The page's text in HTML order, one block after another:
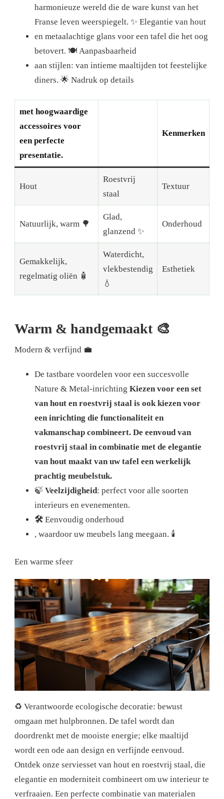
harmonieuze wereld die de ware kunst van het
Franse leven weerspiegelt. ✨ Elegantie van hout
en metaalachtige glans voor een tafel die het oog
betovert. 🍽️ Aanpasbaarheid
aan stijlen: van intieme maaltijden tot feestelijke
diners. 🌟 Nadruk op details
met hoogwaardige
accessoires voor
een perfecte
presentatie.
Kenmerken
Hout
Roestvrij
staal
Textuur
Natuurlijk, warm 🌳
Glad,
glanzend ✨
Onderhoud
Gemakkelijk,
regelmatig oliën 🧴
Waterdicht,
vlekbestendig
💧
Esthetiek
Warm & handgemaakt 🎨
Modern & verfijnd 💼
De tastbare voordelen voor een succesvolle
Nature & Metal-inrichting Kiezen voor een set
van hout en roestvrij staal is ook kiezen voor
een inrichting die functionaliteit en
vakmanschap combineert. De eenvoud van
roestvrij staal in combinatie met de elegantie
van hout maakt van uw tafel een werkelijk
prachtig meubelstuk.
🍃 Veelzijdigheid: perfect voor alle soorten
interieurs en evenementen.
🛠️ Eenvoudig onderhoud
, waardoor uw meubels lang meegaan. 🕯️
Een warme sfeer
♻️ Verantwoorde ecologische decoratie: bewust
omgaan met hulpbronnen. De tafel wordt dan
doordrenkt met de mooiste energie; elke maaltijd
wordt een ode aan design en verfijnde eenvoud.
Ontdek onze serviesset van hout en roestvrij staal, die
elegantie en moderniteit combineert om uw interieur te
verfraaien. Een perfecte combinatie van materialen